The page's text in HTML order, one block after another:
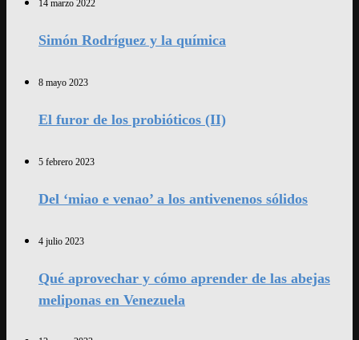
14 marzo 2022
Simón Rodríguez y la química
8 mayo 2023
El furor de los probióticos (II)
5 febrero 2023
Del ‘miao e venao’ a los antivenenos sólidos
4 julio 2023
Qué aprovechar y cómo aprender de las abejas
meliponas en Venezuela